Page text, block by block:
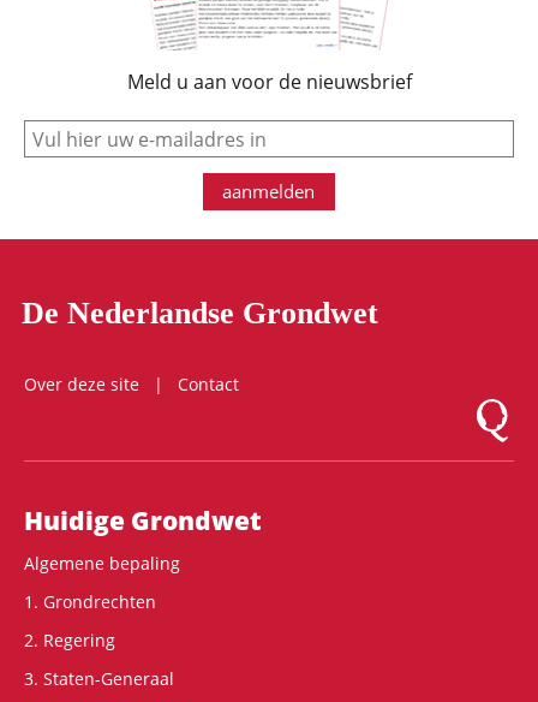
Meld u aan voor de nieuwsbrief
e-mail
aanmelden
De Nederlandse Grondwet
Over deze site
Contact
Logo
Hoofdnavigatie
Huidige Grondwet
Algemene bepaling
1. Grondrechten
2. Regering
3. Staten-Generaal